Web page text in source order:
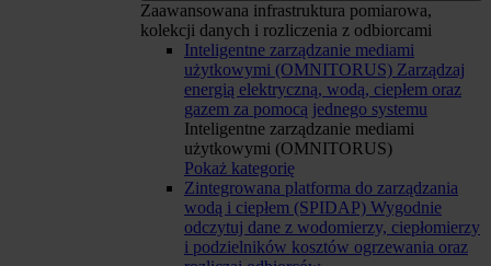
Zaawansowana infrastruktura pomiarowa,
kolekcji danych i rozliczenia z odbiorcami
Inteligentne zarządzanie mediami
użytkowymi (OMNITORUS) Zarządzaj
energią elektryczną, wodą, ciepłem oraz
gazem za pomocą jednego systemu
Inteligentne zarządzanie mediami
użytkowymi (OMNITORUS)
Pokaż kategorię
Zintegrowana platforma do zarządzania
wodą i ciepłem (SPIDAP) Wygodnie
odczytuj dane z wodomierzy, ciepłomierzy
i podzielników kosztów ogrzewania oraz